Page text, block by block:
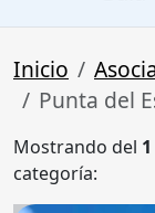
Inicio
Punta del
Mostrando del 1
categoría: